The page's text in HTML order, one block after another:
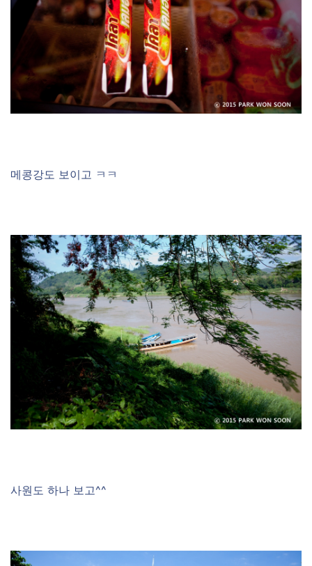
메콩강도 보이고 ㅋㅋ
사원도 하나 보고^^